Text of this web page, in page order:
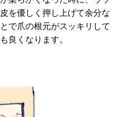
を優しく押し上げて余分な
で爪の根元がスッキリして
良くなります。